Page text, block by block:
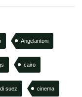
Angelantoni
cairo
suez cinema